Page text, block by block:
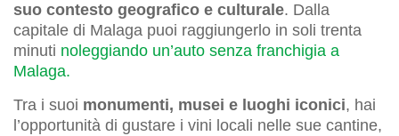
suo contesto geografico e culturale. Dalla
capitale di Malaga puoi raggiungerlo in soli trenta
minuti noleggiando un’auto senza franchigia a
Malaga.
Tra i suoi monumenti, musei e luoghi iconici, hai
l’opportunità di gustare i vini locali nelle sue cantine,